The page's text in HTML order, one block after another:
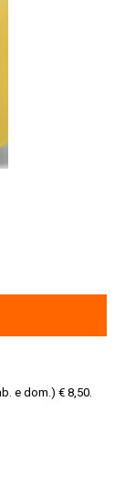
e dom.) € 8,50.